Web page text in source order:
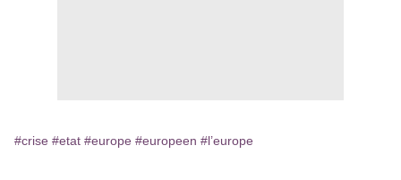
#crise #etat #europe #europeen #l’europe